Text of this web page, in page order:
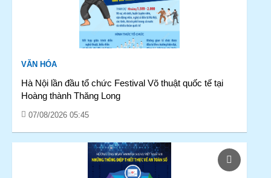
VĂN HÓA
Hà Nội lần đầu tổ chức Festival Võ thuật quốc tế tại
Hoàng thành Thăng Long
07/08/2026 05:45